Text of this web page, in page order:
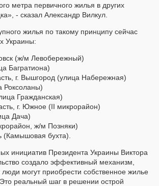
метра первичного жилья в других
- сказал Александр Вилкул.
жилья по такому принципу сейчас
Украины:
(ж/м Левобережный)
Багратиона)
г. Вышгород (улица Набережная)
Роксоланы)
Гражданская)
г. Южное (II микрорайон)
Дача)
ж/м Позняки)
(Камышовая бухта).
инициатив Президента Украины Виктора
создало эффективный механизм,
люди могут приобрести собственное жилье
реальный шаг в решении острой